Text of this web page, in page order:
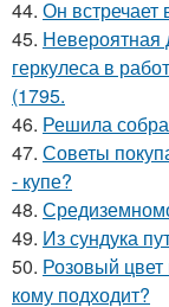
44. Он встречает
45. Невероятная
геркулеса в
(1795.
46. Решила
47. Советы
- купе?
48.
49. Из сундука
50. Розовый цвет
кому подходит?